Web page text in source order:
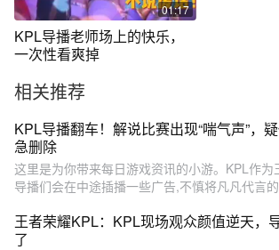
01:17
KPL导播老师场上的快乐，
一次性看爽掉
相关推荐
KPL导播翻车！解说比赛出现“喘气声”，
急删除
这里是为你带来每日游戏资讯的小游。KPL作为
导播们会在中途插播一些广告,不慎将凡凡代言
王者荣耀KPL：KPL现场观众颜值逆天，
了